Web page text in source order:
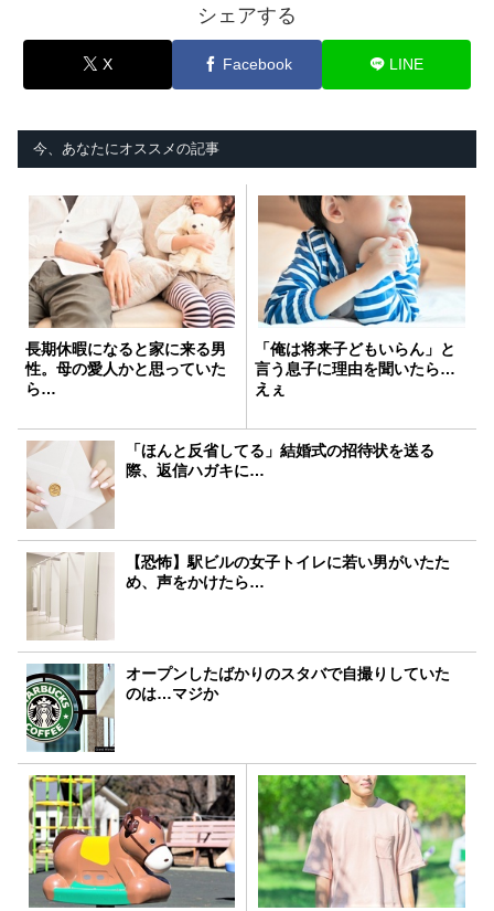
シェアする
X Facebook LINE
今、あなたにオススメの記事
長期休暇になると家に来る男
性。母の愛人かと思っていた
ら…
「俺は将来子どもいらん」と
言う息子に理由を聞いたら…
えぇ
「ほんと反省してる」結婚式の招待状を送る
際、返信ハガキに…
【恐怖】駅ビルの女子トイレに若い男がいたた
め、声をかけたら…
オープンしたばかりのスタバで自撮りしていた
のは…マジか